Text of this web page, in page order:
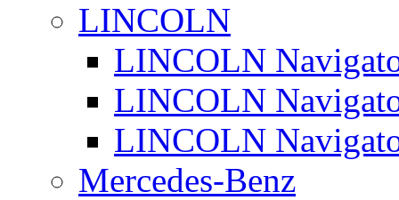
LINCOLN
LINCOLN
LINCOLN
LINCOLN
Mercedes-Benz